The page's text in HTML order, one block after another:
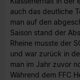
auch das deutliche
man auf den
Saison stand der
Rheine musste der
und war zurück in
man im Jahr zuvor
Während dem FFC